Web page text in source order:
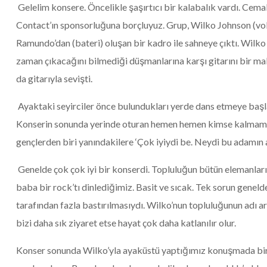
Gelelim konsere. Öncelikle şaşırtıcı bir kalabalık vardı.
Contact’ın sponsorluğuna borçluyuz. Grup, Wilko Johnson
Ramundo’dan (bateri) oluşan bir kadro ile sahneye çıktı.
zaman çıkacağını bilmediği düşmanlarına karşı gitarını
da gitarıyla sevişti.
Ayaktaki seyirciler önce bulundukları yerde dans etmeye
Konserin sonunda yerinde oturan hemen hemen kimse
gençlerden biri yanındakilere ‘Çok iyiydi be. Neydi bu adamın
Genelde çok çok iyi bir konserdi. Topluluğun bütün
baba bir rock’tı dinlediğimiz. Basit ve sıcak. Tek sorun
tarafından fazla bastırılmasıydı. Wilko’nun topluluğunun
bizi daha sık ziyaret etse hayat çok daha katlanılır olur.
Konser sonunda Wilko’yla ayaküstü yaptığımız konuşmada